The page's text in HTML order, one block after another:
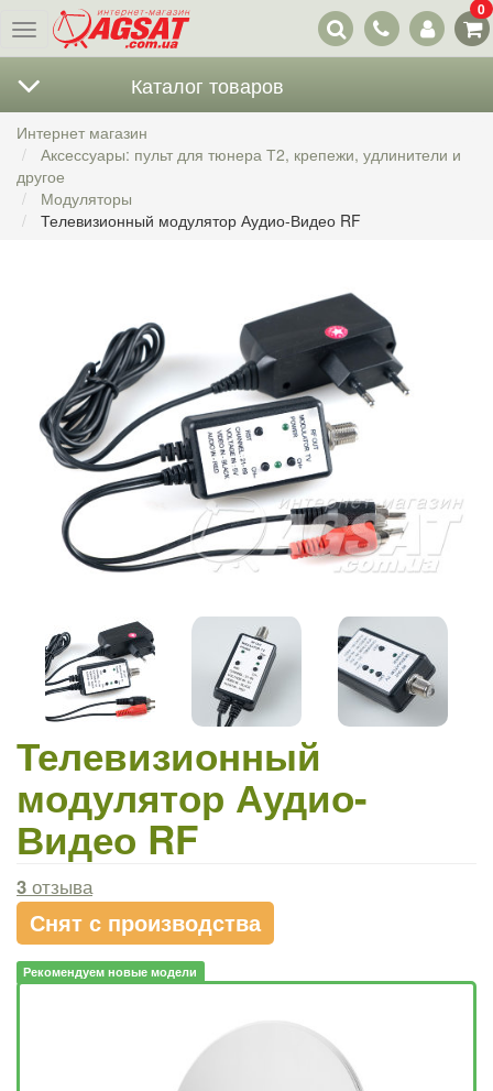
Меню
Наши
контакты
0
Каталог товаров
Интернет магазин
Аксессуары: пульт для тюнера Т2, крепежи, удлинители и
другое
Модуляторы
Телевизионный модулятор Аудио-Видео RF
Телевизионный
модулятор Аудио-
Видео RF
3 отзыва
Снят с производства
Рекомендуем новые модели